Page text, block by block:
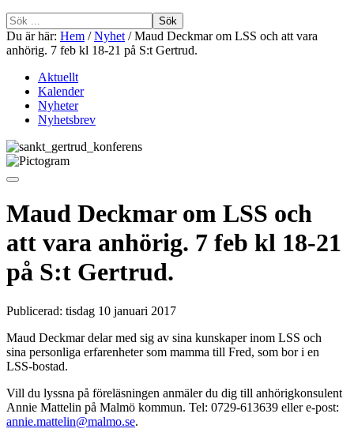
Sök
efter
Du är här: Hem /Nyhet /Maud Deckmar om LSS och att vara
anhörig. 7 feb kl 18-21 på S:t Gertrud.
Aktuellt
Kalender
Nyheter
Nyhetsbrev
Maud Deckmar om LSS och
att vara anhörig. 7 feb kl 18-21
på S:t Gertrud.
Publicerad: tisdag 10 januari 2017
Maud Deckmar delar med sig av sina kunskaper inom LSS och
sina personliga erfarenheter som mamma till Fred, som bor i en
LSS-bostad.
Vill du lyssna på föreläsningen anmäler du dig till anhörigkonsulent
Annie Mattelin på Malmö kommun. Tel: 0729-613639 eller e-post:
annie.mattelin@malmo.se.